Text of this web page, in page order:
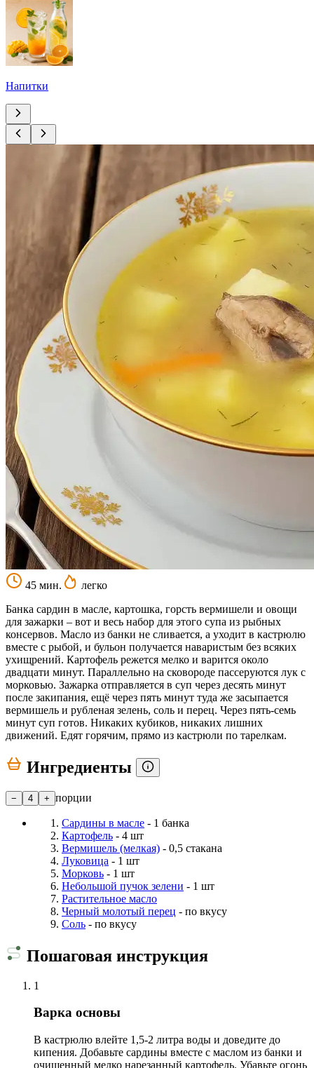
Напитки
45 мин.
легко
Банка сардин в масле, картошка, горсть вермишели и овощи
для зажарки – вот и весь набор для этого супа из рыбных
консервов. Масло из банки не сливается, а уходит в кастрюлю
вместе с рыбой, и бульон получается наваристым без всяких
ухищрений. Картофель режется мелко и варится около
двадцати минут. Параллельно на сковороде пассеруются лук с
морковью. Зажарка отправляется в суп через десять минут
после закипания, ещё через пять минут туда же засыпается
вермишель и рубленая зелень, соль и перец. Через пять-семь
минут суп готов. Никаких кубиков, никаких лишних
движений. Едят горячим, прямо из кастрюли по тарелкам.
Ингредиенты
− 4 + порции
Сардины в масле - 1 банка
Картофель - 4 шт
Вермишель (мелкая) - 0,5 стакана
Луковица - 1 шт
Морковь - 1 шт
Небольшой пучок зелени - 1 шт
Растительное масло
Черный молотый перец - по вкусу
Соль - по вкусу
Пошаговая инструкция
1
Варка основы
В кастрюлю влейте 1,5-2 литра воды и доведите до
кипения. Добавьте сардины вместе с маслом из банки и
очищенный мелко нарезанный картофель. Убавьте огонь